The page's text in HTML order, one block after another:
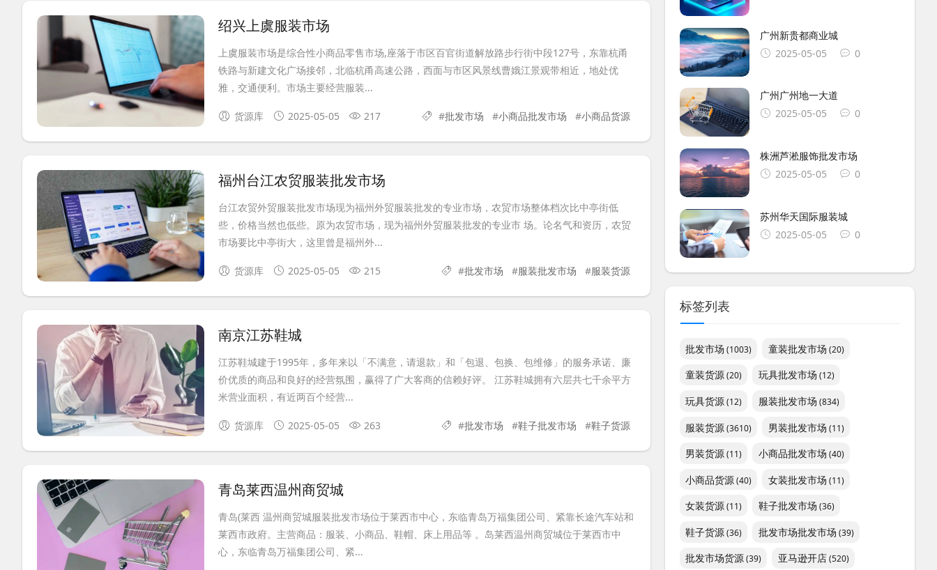
绍兴上虞服装市场
上虞服装市场是综合性小商品零售市场,座落于市区百官街道解放路步行街中段127号，东靠杭甬
铁路与新建文化广场接邻，北临杭甬高速公路，西面与市区风景线曹娥江景观带相近，地处优
雅，交通便利。市场主要经营服装...
货源库 2025-05-05 217 #批发市场 #小商品批发市场 #小商品货源
福州台江农贸服装批发市场
台江农贸外贸服装批发市场现为福州外贸服装批发的专业市场，农贸市场整体档次比中亭街低
些，价格当然也低些。原为农贸市场，现为福州外贸服装批发的专业市 场。论名气和资历，农贸
市场要比中亭街大，这里曾是福州外...
货源库 2025-05-05 215 #批发市场 #服装批发市场 #服装货源
南京江苏鞋城
江苏鞋城建于1995年，多年来以「不满意，请退款」和「包退、包换、包维修」的服务承诺、廉
价优质的商品和良好的经营氛围，赢得了广大客商的信赖好评。 江苏鞋城拥有六层共七千余平方
米营业面积，有近两百个经营...
货源库 2025-05-05 263 #批发市场 #鞋子批发市场 #鞋子货源
青岛莱西温州商贸城
青岛(莱西 温州商贸城服装批发市场位于莱西市中心，东临青岛万福集团公司、紧靠长途汽车站和
莱西市政府。主营商品：服装、小商品、鞋帽、床上用品等 。岛莱西温州商贸城位于莱西市中
心，东临青岛万福集团公司、紧...
广州新贵都商业城
2025-05-05
0
广州广州地一大道
2025-05-05
0
株洲芦淞服饰批发市场
2025-05-05
0
苏州华天国际服装城
2025-05-05
0
标签列表
批发市场 (1003) 童装批发市场 (20)
童装货源(20) 玩具批发市场 (12)
玩具货源(12) 服装批发市场 (834)
服装货源(3610) 男装批发市场 (11)
男装货源(11) 小商品批发市场 (40)
小商品货源(40) 女装批发市场 (11)
女装货源(11) 鞋子批发市场 (36)
鞋子货源(36) 批发市场批发市场 (39)
批发市场货源(39) 亚马逊开店(520)